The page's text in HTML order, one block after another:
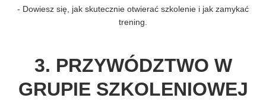
- Dowiesz się, jak skutecznie otwierać szkolenie i jak zamykać
trening.
3. PRZYWÓDZTWO W
GRUPIE SZKOLENIOWEJ